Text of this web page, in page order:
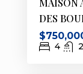
DES
4 2